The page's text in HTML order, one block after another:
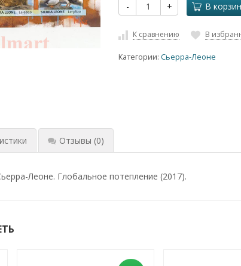
- + В
К сравнению В
Категории:Сьерра-Леоне
Отзывы (0)
Леоне. Глобальное потепление (2017).